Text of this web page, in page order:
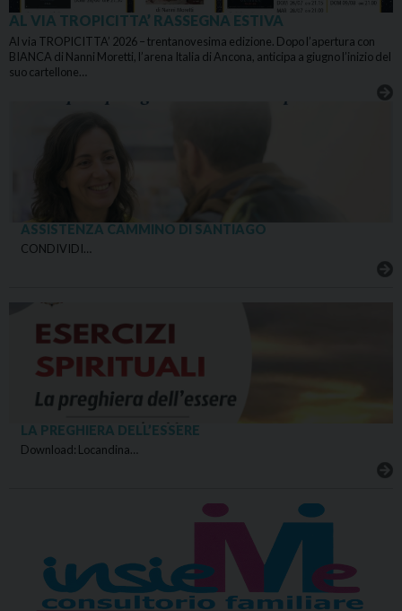
AL VIA TROPICITTA’ RASSEGNA ESTIVA
Al via TROPICITTA’ 2026 – trentanovesima edizione. Dopo l’apertura con
BIANCA di Nanni Moretti, l’arena Italia di Ancona, anticipa a giugno l’inizio del
suo cartellone…
ASSISTENZA CAMMINO DI SANTIAGO
CONDIVIDI…
LA PREGHIERA DELL’ESSERE
Download: Locandina…